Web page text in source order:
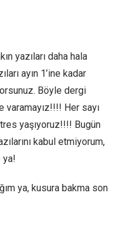
yazıları daha hala
ayın 1’ine kadar
Böyle dergi
Her sayı
yaşıyoruz!!!! Bugün
kabul etmiyorum,
ya!
ya, kusura bakma son